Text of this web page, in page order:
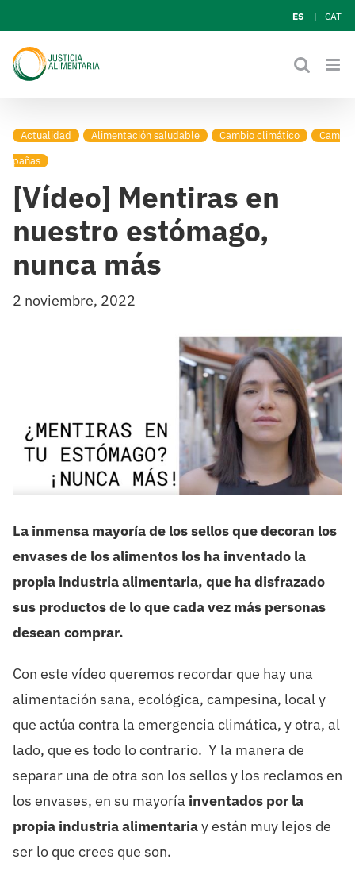
to
content
ES CAT
Actualidad Alimentación saludable Cambio climático
Cam
pañas
[Vídeo] Mentiras en
nuestro estómago,
nunca más
2 noviembre, 2022
La inmensa mayoría de los sellos que decoran los
envases de los alimentos los ha inventado la
propia industria alimentaria, que ha disfrazado
sus productos de lo que cada vez más personas
desean comprar.
Con este vídeo queremos recordar que hay una
alimentación sana, ecológica, campesina, local y
que actúa contra la emergencia climática, y otra, al
lado, que es todo lo contrario. Y la manera de
separar una de otra son los sellos y los reclamos en
los envases, en su mayoría inventados por la
propia industria alimentariay están muy lejos de
ser lo que crees que son.